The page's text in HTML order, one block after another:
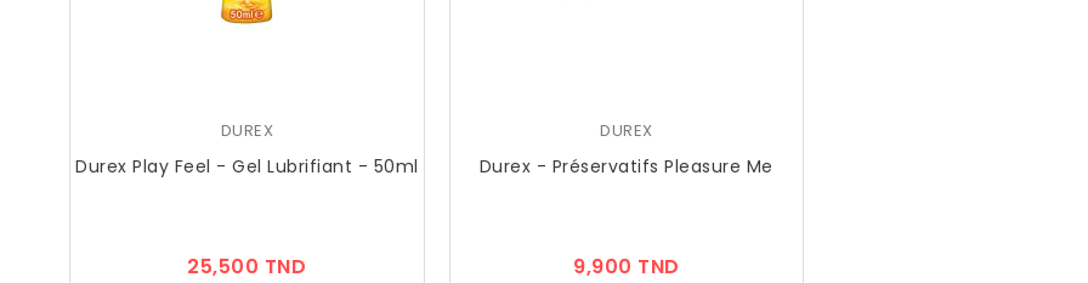
DUREX
Durex Play Feel - Gel Lubrifiant - 50ml
25,500 TND
DUREX
Durex - Préservatifs Pleasure Me
9,900 TND